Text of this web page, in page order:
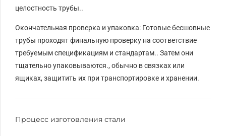
целостность трубы..
Окончательная проверка и упаковка: Готовые бесшовные
трубы проходят финальную проверку на соответствие
требуемым спецификациям и стандартам.. Затем они
тщательно упаковываются., обычно в связках или
ящиках, защитить их при транспортировке и хранении.
Процесс изготовления стали